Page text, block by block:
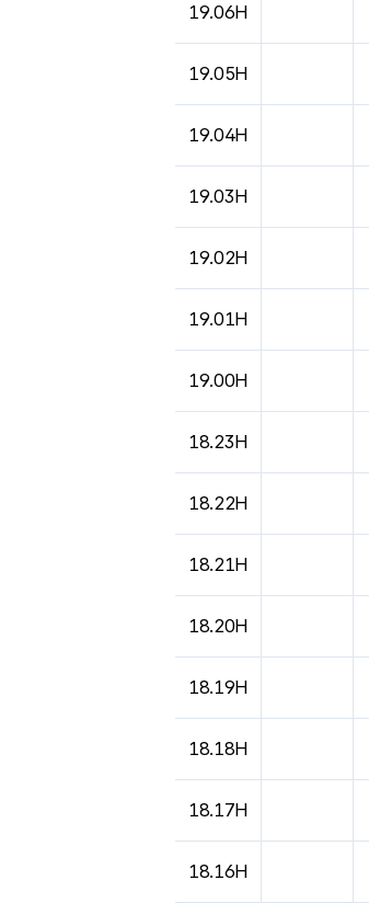
19.06H
19.05H
19.04H
19.03H
19.02H
19.01H
19.00H
18.23H
18.22H
18.21H
18.20H
18.19H
18.18H
18.17H
18.16H